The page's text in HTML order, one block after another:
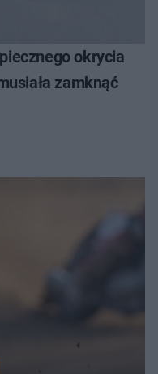
okrycia
zamknąć